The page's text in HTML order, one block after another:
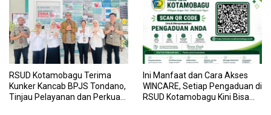
RSUD Kotamobagu Terima
Kunker Kancab BPJS Tondano,
Tinjau Pelayanan dan Perkuat
Ini Manfaat dan Cara Akses
WINCARE, Setiap Pengaduan di
RSUD Kotamobagu Kini Bisa